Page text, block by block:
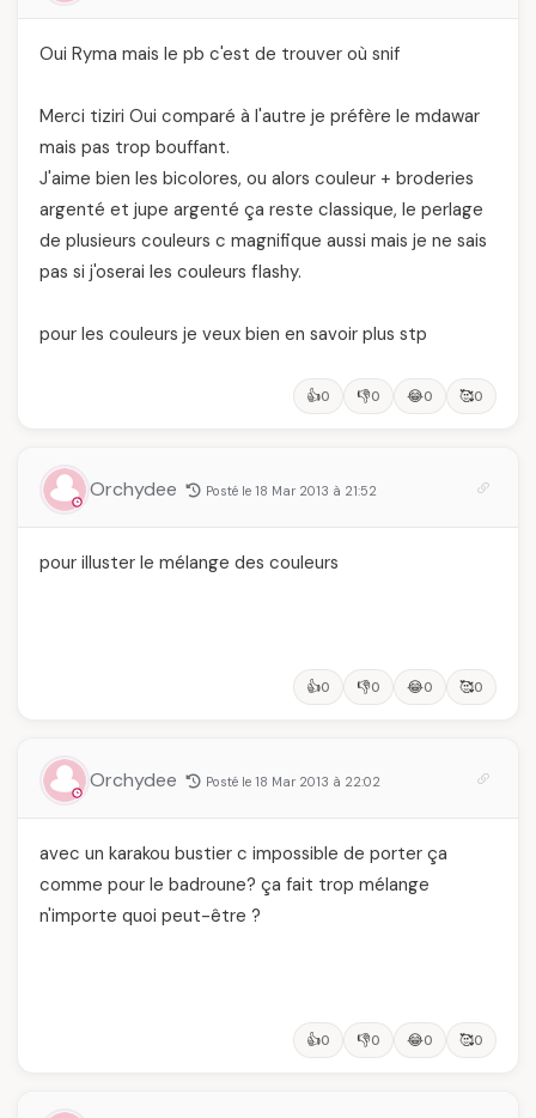
Oui Ryma mais le pb c'est de trouver où snif
Merci tiziri Oui comparé à l'autre je préfère le mdawar
mais pas trop bouffant.
J'aime bien les bicolores, ou alors couleur + broderies
argenté et jupe argenté ça reste classique, le perlage
de plusieurs couleurs c magnifique aussi mais je ne sais
pas si j'oserai les couleurs flashy.
pour les couleurs je veux bien en savoir plus stp
👍0 👎0 😂0 🥰0
Orchydee Posté le 18 Mar 2013 à 21:52
pour illuster le mélange des couleurs
👍0 👎0 😂0 🥰0
Orchydee Posté le 18 Mar 2013 à 22:02
avec un karakou bustier c impossible de porter ça
comme pour le badroune? ça fait trop mélange
n'importe quoi peut-être ?
👍0 👎0 😂0 🥰0